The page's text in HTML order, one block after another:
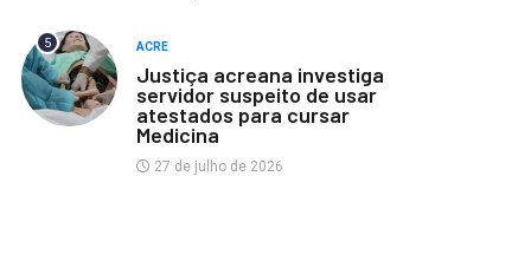
5 ACRE
Justiça acreana investiga
servidor suspeito de usar
atestados para cursar
Medicina
27 de julho de 2026